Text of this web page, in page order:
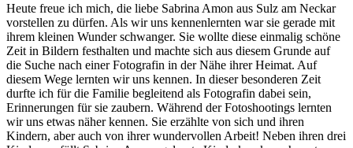
Heute freue ich mich, die liebe Sabrina Amon aus Sulz am Neckar
vorstellen zu dürfen. Als wir uns kennenlernten war sie gerade mit
ihrem kleinen Wunder schwanger. Sie wollte diese einmalig schöne
Zeit in Bildern festhalten und machte sich aus diesem Grunde auf
die Suche nach einer Fotografin in der Nähe ihrer Heimat. Auf
diesem Wege lernten wir uns kennen. In dieser besonderen Zeit
durfte ich für die Familie begleitend als Fotografin dabei sein,
Erinnerungen für sie zaubern. Während der Fotoshootings lernten
wir uns etwas näher kennen. Sie erzählte von sich und ihren
Kindern, aber auch von ihrer wundervollen Arbeit! Neben ihren drei